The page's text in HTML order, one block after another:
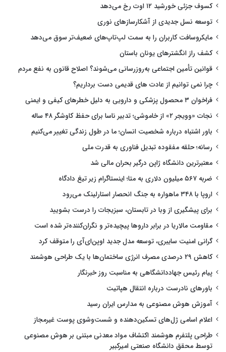
کسوف جزئی خورشید ۱۲ اوت رخ می‌دهد
توسعه نسل جدیدی از آشکارسازهای نوری
مایکروسافت کاربران را به سمت لپ‌تاپ‌های ضعیف‌تر سوق می‌دهد
کشف راز انگشترهای یونان باستان
قوانین تأمین اجتماعی به‌روزرسانی می‌شوند؟ اصلاح قانون به نفع مردم
چرا نمی توانیم از عادت های قدیمی دست برداریم؟
فراخوان ۳ محصول پزشکی و دارویی به دلیل خطرهای کیفی و ایمنی
نجات «وویجر ۲» از خاموشی؛ تدبیر ناسا برای حفظ کاوشگر ۴۸ ساله
باور اشتباه درباره شخصیت انسان؛ ما در طول زندگی تغییر می‌کنیم
رسانه؛ حلقه مفقوده تبدیل فناوری به قدرت ملی
معتبرترین دانشگاه ژاپن درگیر بحران مالی شد
ضربه ۵۶۷ میلیون دلاری به متا؛ اینستاگرام زیر تیغ دادگاه
اروپا با ۳۴۸ ماهواره به جنگ انحصار استارلینک می‌رود
برای پیشگیری از وبا در تابستان، سبزیجات را درست بشویید
مقاومت مالاریا در برابر داروها پیچیده‌تر و نگران‌کننده‌تر شده است
گرانی امنیت سایبری، توسعه مدل جدید اوپن‌ای‌آی را متوقف کرد
کاهش ۲۹ درصدی مصرف انرژی ساختمان‌ها با یک طراحی هوشمند
پیام رئیس جهاددانشگاهی به مناسبت روز خبرنگار
باورهای نادرست درباره انتقال هپاتیت
آموزش هوش مصنوعی به مدارس ایران رسید
اعلام اسامی ژل‌های تسکین‌دهنده و شست‌وشوی پوست غیرمجاز
طراحی پلتفرم هوشمند اکتشاف مواد معدنی مبتنی بر هوش مصنوعی
توسط محقق دانشگاه صنعتی امیرکبیر